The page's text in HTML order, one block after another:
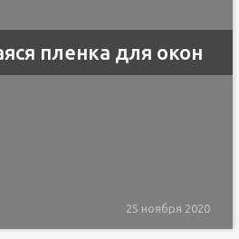
пленка для окон
25 ноября 2020